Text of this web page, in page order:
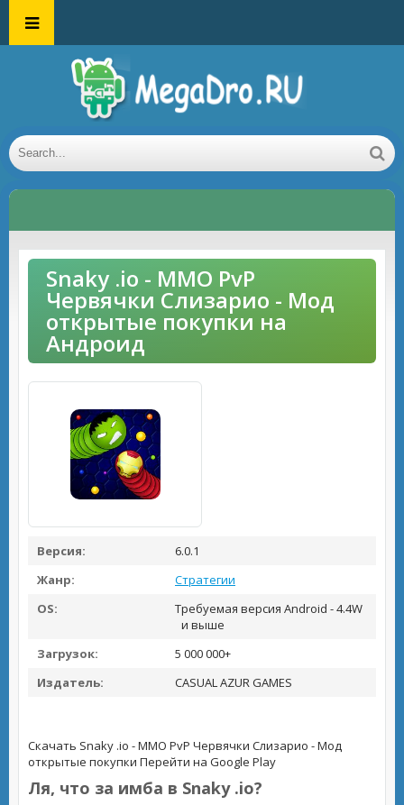
Snaky .io - ММО PvP
Червячки Слизарио - Мод
открытые покупки на
Андроид
Версия:
6.0.1
Жанр:
Стратегии
OS:
Требуемая версия Android - 4.4W
и выше
Загрузок:
5 000 000+
Издатель:
CASUAL AZUR GAMES
Скачать Snaky .io - ММО PvP Червячки Слизарио - Мод
открытые покупки Перейти на Google Play
Ля, что за имба в Snaky .io?